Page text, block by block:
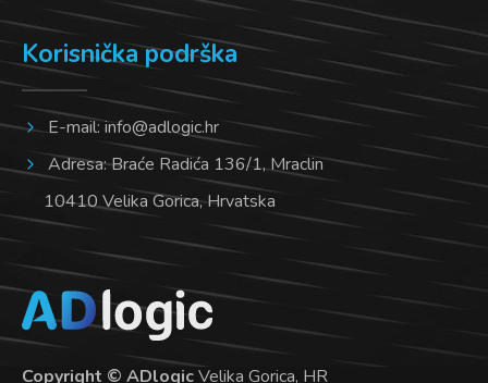
Korisnička podrška
E-mail:info@adlogic.hr
Adresa: Braće Radića 136/1, Mraclin
10410 Velika Gorica, Hrvatska
Copyright © ADlogicVelika Gorica, HR